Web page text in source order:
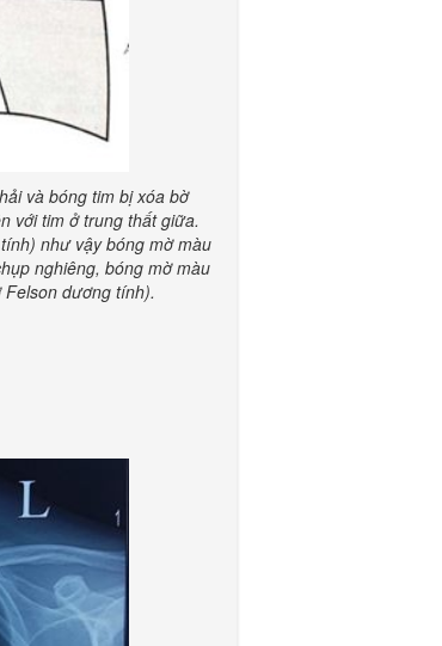
và bóng tim bị xóa bờ
với tim ở trung thất giữa.
như vậy bóng mờ màu
nghiêng, bóng mờ màu
dương tính).